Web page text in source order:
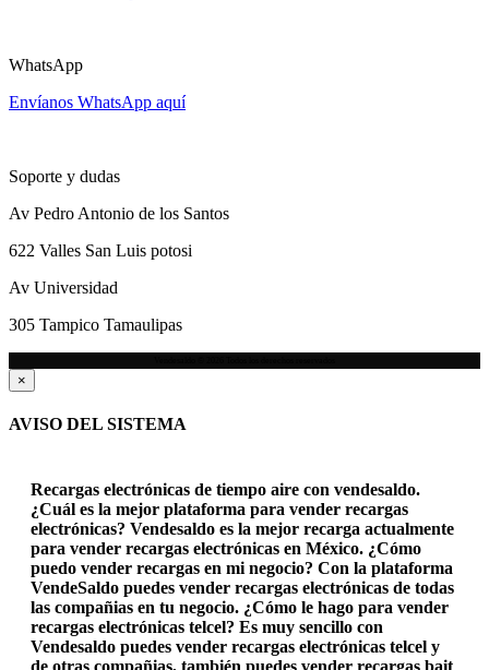
WhatsApp
Envíanos WhatsApp aquí
Soporte y dudas
Av Pedro Antonio de los Santos
622 Valles San Luis potosi
Av Universidad
305 Tampico Tamaulipas
×
AVISO DEL SISTEMA
Recargas electrónicas de tiempo aire con vendesaldo.
¿Cuál es la mejor plataforma para vender recargas
electrónicas? Vendesaldo es la mejor recarga actualmente
para vender recargas electrónicas en México. ¿Cómo
puedo vender recargas en mi negocio? Con la plataforma
VendeSaldo puedes vender recargas electrónicas de todas
las compañias en tu negocio. ¿Cómo le hago para vender
recargas electrónicas telcel? Es muy sencillo con
Vendesaldo puedes vender recargas electrónicas telcel y
de otras compañias, también puedes vender recargas bait